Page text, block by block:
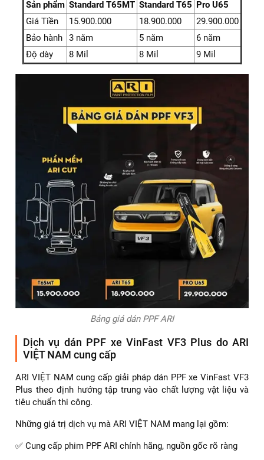
✅ Các gói dán cơ bản thường tập trung vào những vị trí dễ
trầy xước
✅ Gói dán mở rộng hoặc toàn bộ xe sử dụng phim PPF ARI
cao cấp
✅ Tổng chi phí dao động trong khoảng từ 15.900.000đ đến
Việc lựa chọn gói dán phù hợp giúp chủ xe cân đối ngân
sách và nhu cầu sử dụng thực tế.
Standard T65
Pro U65
Giá Tiền
15.900.000 18.900.000
29.900.000
Bảo hành
3 năm 5 năm
6 năm
Độ dày
8 Mil 8 Mil 9 Mil